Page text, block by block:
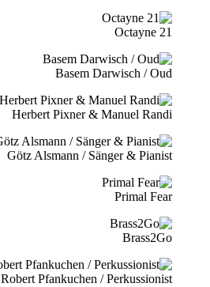
21 Octayne
Basem Darwisch / Oud
Herbert Pixner & Manuel Randi
Götz Alsmann / Sänger & Pianist
Primal Fear
Brass2Go
Robert Pfankuchen / Perkussionist